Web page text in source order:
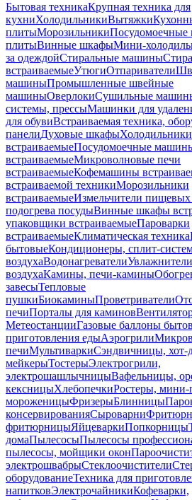
Бытовая техникаКрупная техника для
кухниХолодильникиВытяжки
плитыМорозильники
плитыВинные шкафыМини-
за одеждойСтиральные машины
встраиваемыеУтюгиОтпариватели
машиныПромышленные швейные
машиныОверлокиСушильные
системы, прессыМашинки для
для обувиВстраиваемая техника,
панелиДуховые шкафыХолодильники
встраиваемыеПосудомоечные
встраиваемыеМикроволновые печи
встраиваемыеКофемашины
встраиваемой техникиМорозильники
встраиваемыеИзмельчители пищевых
подогрева посудыВинные шкафы
упаковщики встраиваемыеПароварки
встраиваемыеКлиматическая техника
бытовыеКондиционеры, сплит-
воздухаВодонагреватели
воздухаКамины, печи-камины
завесыТепловые
пушкиБиокаминыПроветриватели
печиПорталы для каминов
МетеостанцииГазовые баллоны
приготовления едыАэрогрили
печиМультиваркиСэндвичницы, хот-
мейкерыТостерыЭлектрогрили,
электрошашлычницыВафельницы,
кексницыХлебопечкиРостеры, мини-
мороженицыФризерыБлинницы
консервированияСыроварни
фритюрницыЯйцеваркиПопкорницы
домаПылесосыПылесосы
пылесосы, мойщики окон
электрошвабрыСтеклоочистители
оборудованиеТехника для
напитковЭлектрочайникиКофеварки,